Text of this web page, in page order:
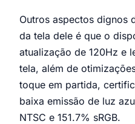
Outros aspectos dignos
da tela dele é que o
atualização de 120Hz e
tela, além de
toque em partida,
baixa emissão de luz
NTSC e 151.7% sRGB.